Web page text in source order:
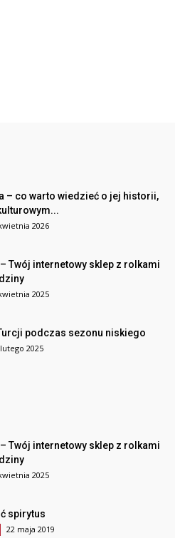
– co warto wiedzieć o jej historii,
2026
Twój internetowy sklep z rolkami
2025
podczas sezonu niskiego
2025
Twój internetowy sklep z rolkami
2025
spirytus
22 maja 2019